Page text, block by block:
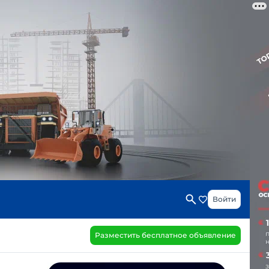
Войти
Разместить бесплатное объявление